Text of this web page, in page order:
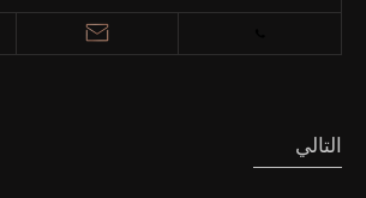
التالي